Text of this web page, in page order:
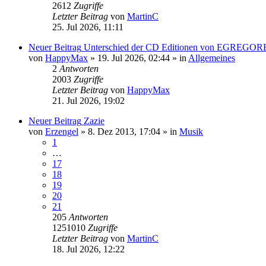
2612 Zugriffe
Letzter Beitrag von MartinC
25. Jul 2026, 11:11
Neuer Beitrag Unterschied der CD Editionen von
von HappyMax » 19. Jul 2026, 02:44 » in Allgemeines
2 Antworten
2003 Zugriffe
Letzter Beitrag von HappyMax
21. Jul 2026, 19:02
Neuer Beitrag Zazie
von Erzengel » 8. Dez 2013, 17:04 » in Musik
1
…
17
18
19
20
21
205 Antworten
1251010 Zugriffe
Letzter Beitrag von MartinC
18. Jul 2026, 12:22